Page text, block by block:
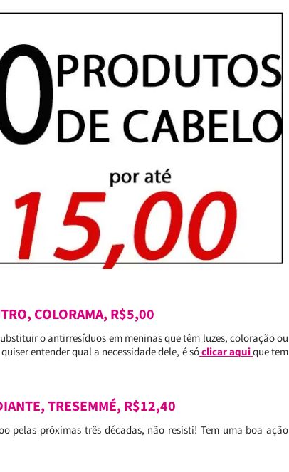
COLORAMA, R$5,00
o antirresíduos em meninas que têm luzes, coloração ou
entender qual a necessidade dele, é sóclicar aquique tem
TRESEMMÉ, R$12,40
pelas próximas três décadas, não resisti! Tem uma boa ação